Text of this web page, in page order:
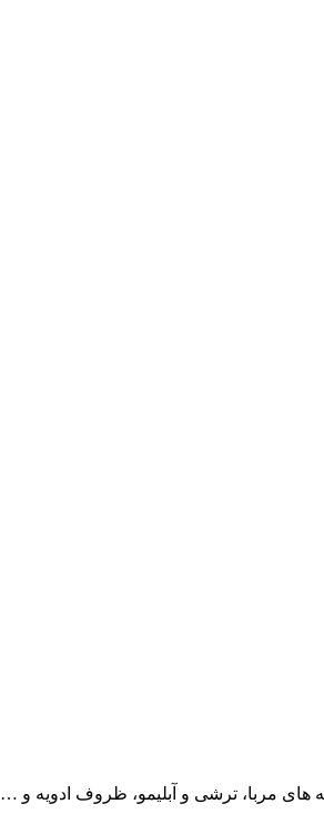
مربا، ترشی و آبلیمو، ظروف ادویه و …